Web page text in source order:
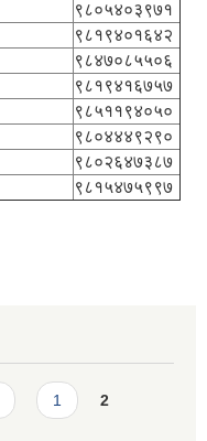
९८०५४०३९७१
९८१९४०१६४२
९८४७०८५५०६
९८१९४१६७५७
९८५११९४०५०
९८०४४४९२९०
९८०२६४७३८७
९८१५४७५९९७
1 2